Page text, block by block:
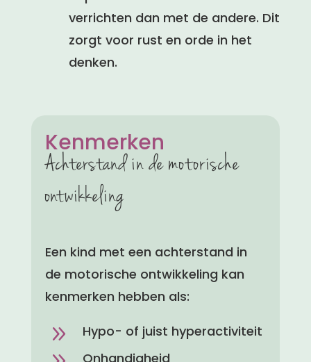
verrichten dan met de andere. Dit
zorgt voor rust en orde in het
denken.
Kenmerken
Achterstand in de motorische
ontwikkeling
Een kind met een achterstand in
de motorische ontwikkeling kan
kenmerken hebben als:
9 Hypo- of juist hyperactiviteit
Onhandigheid